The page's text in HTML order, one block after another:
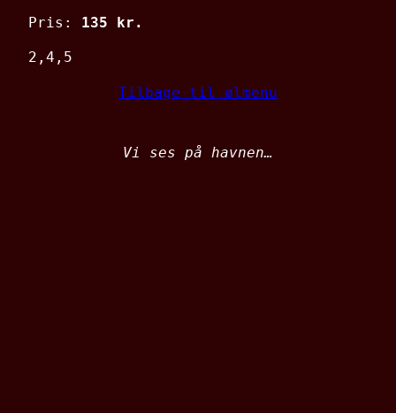
Pris: 135 kr.
2,4,5
Tilbage til ølmenu
Vi ses på havnen…